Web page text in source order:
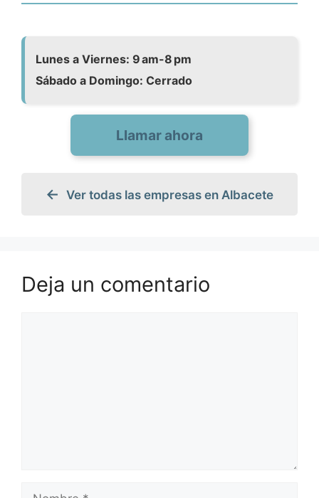
Lunes a Viernes: 9 am-8 pm
Sábado a Domingo: Cerrado
Llamar ahora
Ver todas las empresas en Albacete
Deja un comentario
Nombre